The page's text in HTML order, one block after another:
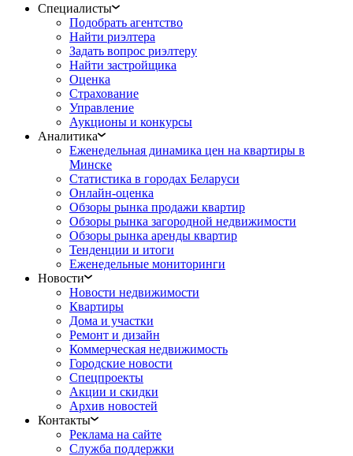
Специалисты
Подобрать агентство
Найти риэлтера
Задать вопрос риэлтеру
Найти застройщика
Оценка
Страхование
Управление
Аукционы и конкурсы
Аналитика
Еженедельная динамика цен на квартиры в
Минске
Статистика в городах Беларуси
Онлайн-оценка
Обзоры рынка продажи квартир
Обзоры рынка загородной недвижимости
Обзоры рынка аренды квартир
Тенденции и итоги
Еженедельные мониторинги
Новости
Новости недвижимости
Квартиры
Дома и участки
Ремонт и дизайн
Коммерческая недвижимость
Городские новости
Спецпроекты
Акции и скидки
Архив новостей
Контакты
Реклама на сайте
Служба поддержки